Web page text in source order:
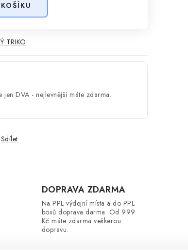
TRIKO
jen DVA - nejlevnější máte zdarma.
Sdílet
DOPRAVA ZDARMA
Na PPL výdejní místa a do PPL
boxů doprava darma. Od 999
Kč máte zdarma veškerou
dopravu.